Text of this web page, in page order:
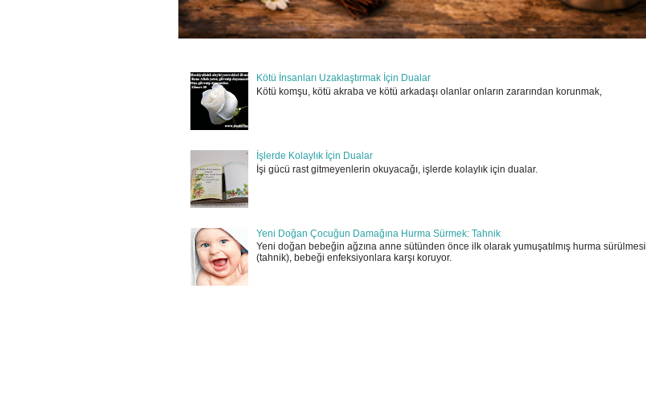
Kötü İnsanları Uzaklaştırmak İçin Dualar
Kötü komşu, kötü akraba ve kötü arkadaşı olanlar onların zararından korunmak,
İşlerde Kolaylık İçin Dualar
İşi gücü rast gitmeyenlerin okuyacağı, işlerde kolaylık için dualar.
Yeni Doğan Çocuğun Damağına Hurma Sürmek: Tahnik
Yeni doğan bebeğin ağzına anne sütünden önce ilk olarak yumuşatılmış hurma sürülmesi
(tahnik), bebeği enfeksiyonlara karşı koruyor.